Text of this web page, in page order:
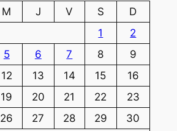
M J V S
D
1
2
5 6 7 8
9
12 13 14 15
16
19 20 21 22
23
26 27 28 29
30